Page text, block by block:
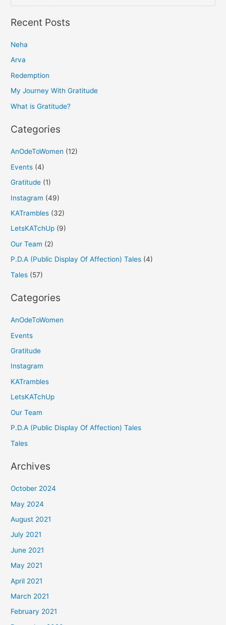
e
a
c
h
f
o
Recent Posts
Neha
Arva
Redemption
My Journey With Gratitude
What is Gratitude?
Categories
AnOdeToWomen (12)
Events (4)
Gratitude (1)
Instagram (49)
KATrambles (32)
LetsKATchUp (9)
Our Team (2)
P.D.A (Public Display Of Affection) Tales (4)
Tales (57)
Categories
AnOdeToWomen
Events
Gratitude
Instagram
KATrambles
LetsKATchUp
Our Team
P.D.A (Public Display Of Affection) Tales
Tales
Archives
October 2024
May 2024
August 2021
July 2021
June 2021
May 2021
April 2021
March 2021
February 2021